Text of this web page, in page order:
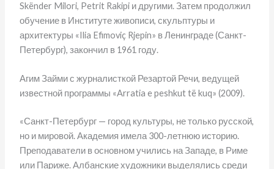
Skënder Milori, Petrit Rakipi и другими. Затем продолжил
обучение в Институте живописи, скульптуры и
архитектуры «Ilia Efimoviç Rjepin» в Ленинграде (Санкт-
Петербург), закончил в 1961 году.
Агим Займи с журналисткой Резартой Речи, ведущей
известной программы «Arratia e peshkut të kuq» (2009).
«Санкт-Петербург — город культуры, не только русской,
но и мировой. Академия имела 300-летнюю историю.
Преподаватели в основном учились на Западе, в Риме
или Париже. Албанские художники выделялись среди